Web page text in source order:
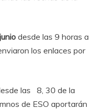
desde las 9 horas a
los enlaces por
las 8, 30 de la
de ESO aportarán